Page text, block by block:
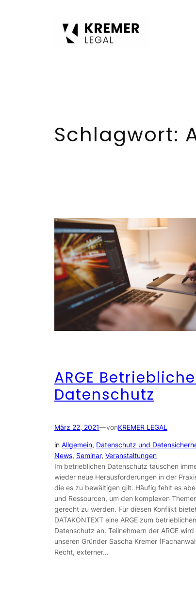
Schlagwort:
ARGE
Datenschutz
März 22, 2021—vonKREMER LEGAL
in Allgemein, Datenschutz und
News, Seminar, Veranstaltungen
Im betrieblichen Datenschutz tauschen
wieder neue Herausforderungen in der
die es zu bewältigen gilt. Häufig fehlt es
und Ressourcen, um den komplexen
gerecht zu werden. Für diesen Konflikt
DATAKONTEXT eine ARGE zum betrieblichen
Datenschutz an. Teilnehmern der ARGE
unseren Gründer Sascha Kremer
Recht, externer…